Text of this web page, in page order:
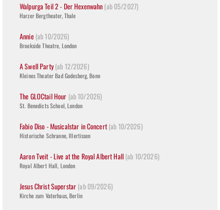
Walpurga Teil 2 - Der Hexenwahn(ab 05/2027)
Harzer Bergtheater, Thale
Annie(ab 10/2026)
Brookside Theatre, London
A Swell Party(ab 12/2026)
Kleines Theater Bad Godesberg, Bonn
The GLOCtail Hour (ab 10/2026)
St. Benedicts School, London
Fabio Diso - Musicalstar in Concert(ab 10/2026)
Historische Schranne, Illertissen
Aaron Tveit - Live at the Royal Albert Hall(ab 10/2026)
Royal Albert Hall, London
Jesus Christ Superstar(ab 09/2026)
Kirche zum Vaterhaus, Berlin